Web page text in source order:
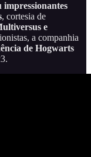
impressionantes
, cortesia de
e
a companhia
de Hogwarts